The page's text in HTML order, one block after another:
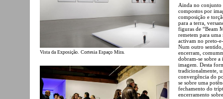
Vista da Exposição. Cortesia Espaço Mira.
Ainda no conjunto
compostos por
composição e
para a terra,
figuras de “Beam
remetem para
activam no preto-
Num outro
encerram,
dobram-se sobre
imagem. Desta
tradicionalmente,
convergência do
se sobre uma
fechamento do
encerramento